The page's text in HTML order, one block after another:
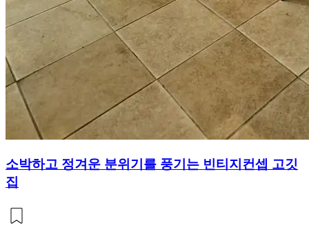
소박하고 정겨운 분위기를 풍기는 빈티지컨셉 고깃
집